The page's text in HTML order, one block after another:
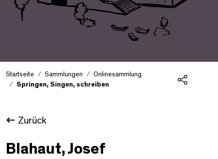
Startseite Sammlungen
Onlinesammlung
Springen, Singen, schreiben
Zurück
Blahaut, Josef